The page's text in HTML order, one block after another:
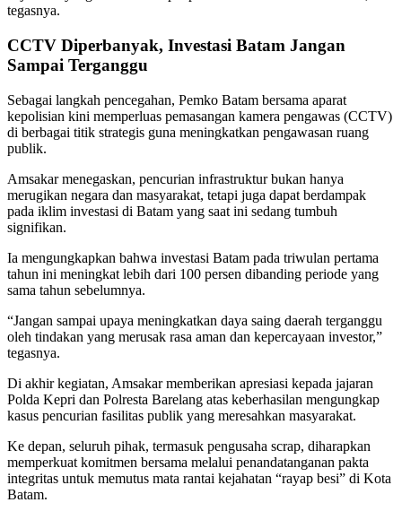
tegasnya.
CCTV Diperbanyak, Investasi Batam Jangan
Sampai Terganggu
Sebagai langkah pencegahan, Pemko Batam bersama aparat
kepolisian kini memperluas pemasangan kamera pengawas (CCTV)
di berbagai titik strategis guna meningkatkan pengawasan ruang
publik.
Amsakar menegaskan, pencurian infrastruktur bukan hanya
merugikan negara dan masyarakat, tetapi juga dapat berdampak
pada iklim investasi di Batam yang saat ini sedang tumbuh
signifikan.
Ia mengungkapkan bahwa investasi Batam pada triwulan pertama
tahun ini meningkat lebih dari 100 persen dibanding periode yang
sama tahun sebelumnya.
“Jangan sampai upaya meningkatkan daya saing daerah terganggu
oleh tindakan yang merusak rasa aman dan kepercayaan investor,”
tegasnya.
Di akhir kegiatan, Amsakar memberikan apresiasi kepada jajaran
Polda Kepri dan Polresta Barelang atas keberhasilan mengungkap
kasus pencurian fasilitas publik yang meresahkan masyarakat.
Ke depan, seluruh pihak, termasuk pengusaha scrap, diharapkan
memperkuat komitmen bersama melalui penandatanganan pakta
integritas untuk memutus mata rantai kejahatan “rayap besi” di Kota
Batam.